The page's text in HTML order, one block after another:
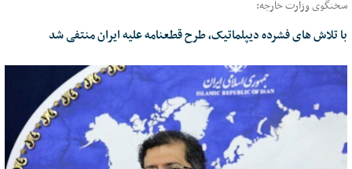
سخنگوی وزارت خارجه:
با تلاش های فشرده دیپلماتیک، طرح قطعنامه علیه ایران منتفی شد